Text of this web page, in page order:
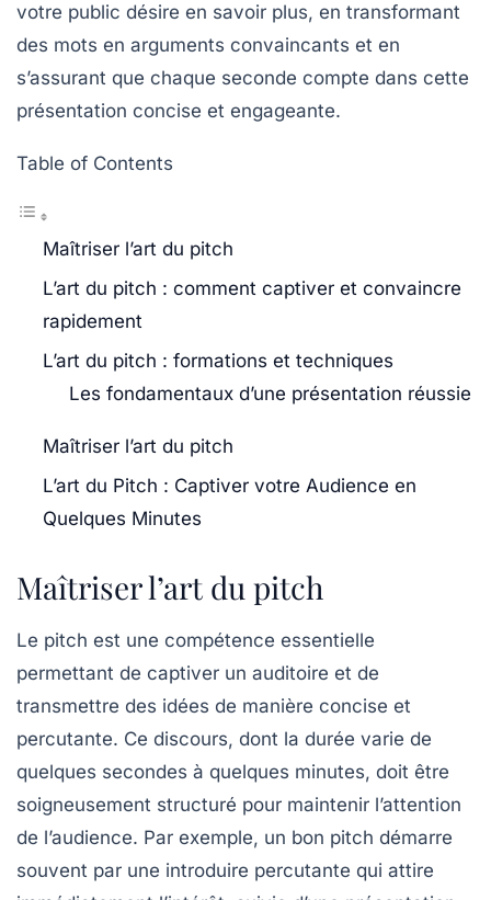
votre public désire en savoir plus, en transformant
des mots en arguments convaincants et en
s’assurant que chaque seconde compte dans cette
présentation concise et engageante.
Table of Contents
Maîtriser l’art du pitch
L’art du pitch : comment captiver et convaincre
rapidement
L’art du pitch : formations et techniques
Les fondamentaux d’une présentation réussie
Maîtriser l’art du pitch
L’art du Pitch : Captiver votre Audience en
Quelques Minutes
Maîtriser l’art du pitch
Le pitch est une compétence essentielle
permettant de captiver un auditoire et de
transmettre des idées de manière concise et
percutante. Ce discours, dont la durée varie de
quelques secondes à quelques minutes, doit être
soigneusement structuré pour maintenir l’attention
de l’audience. Par exemple, un bon pitch démarre
souvent par une introduire percutante qui attire